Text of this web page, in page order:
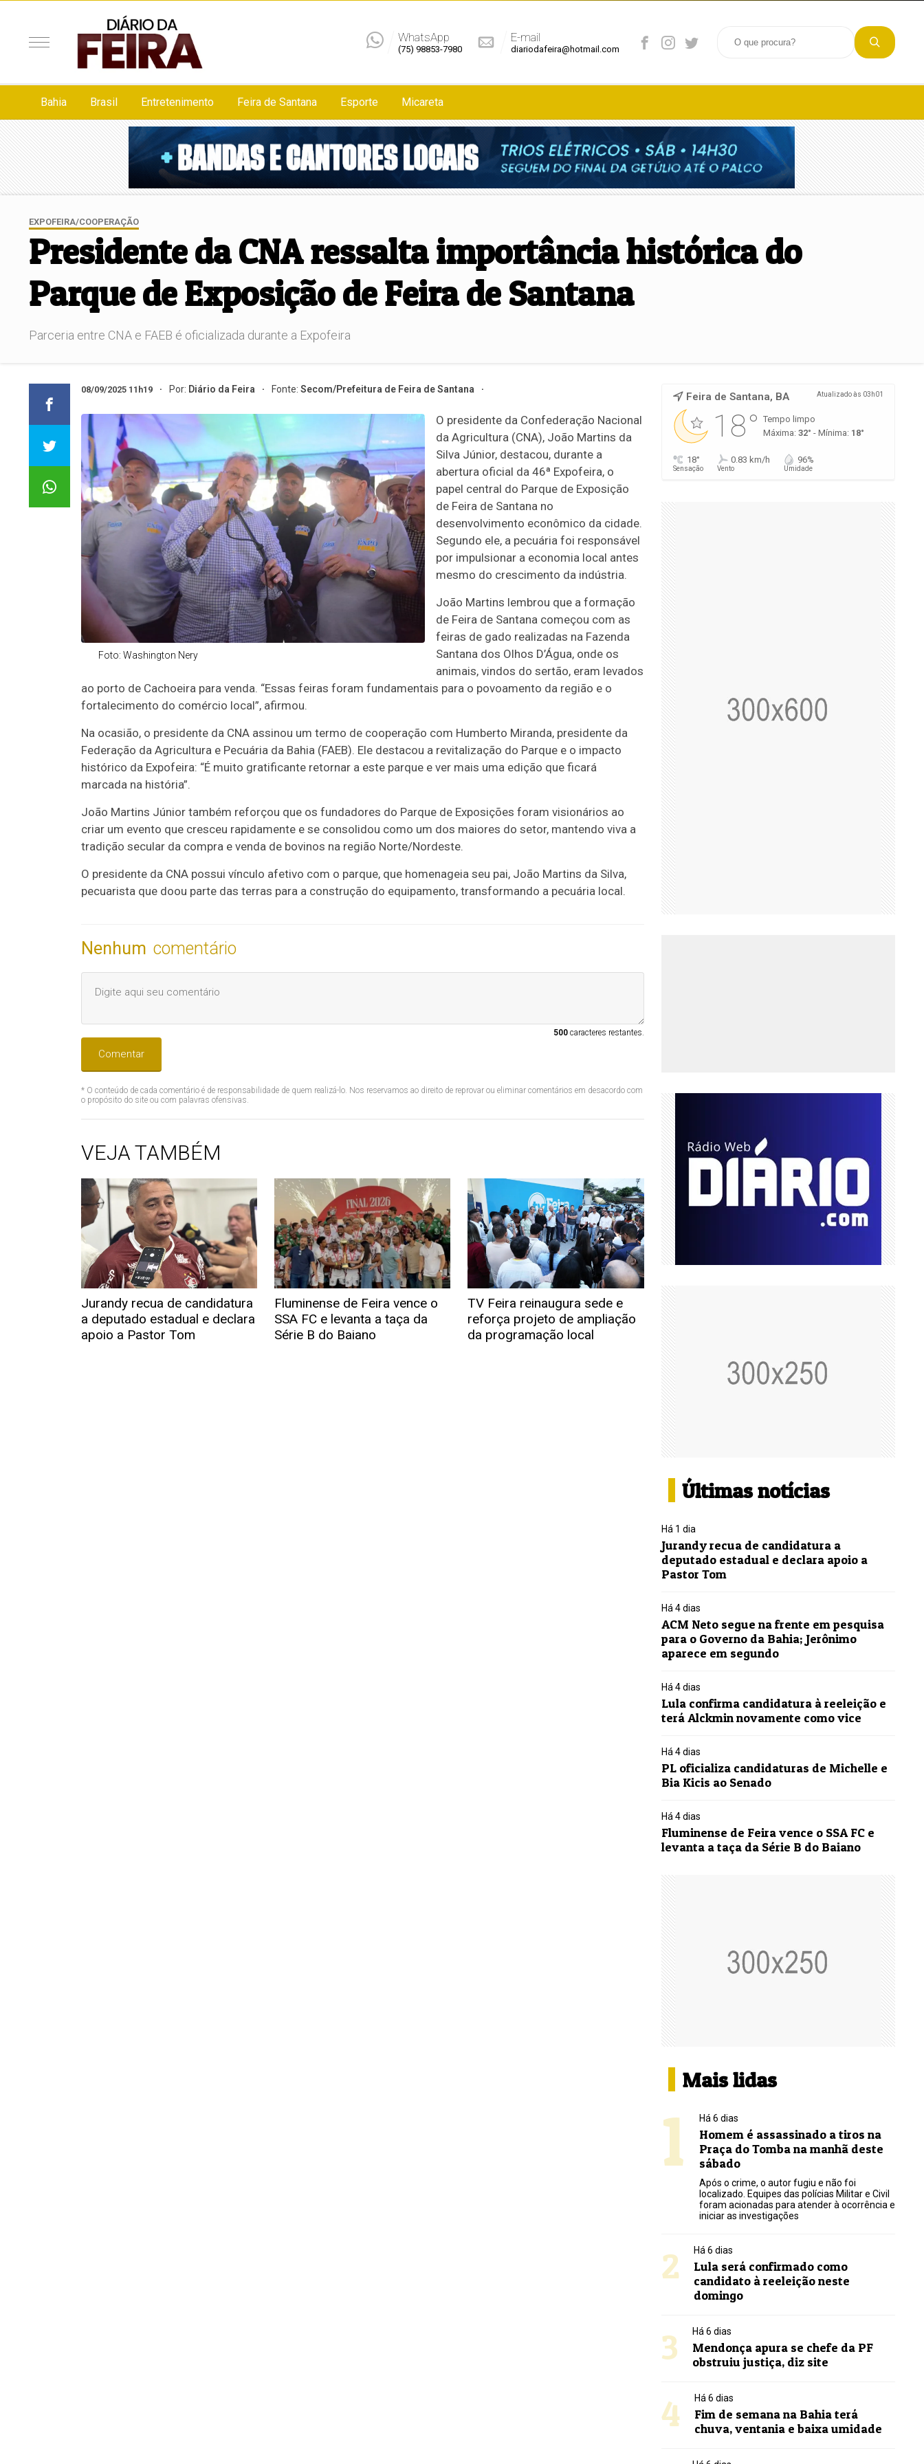
E-mail
diariodafeira@hotmail.com
WhatsApp
(75) 98853-7980
Bahia Brasil Entretenimento Feira de Santana Esporte Micareta
EXPOFEIRA/COOPERAÇÃO
Presidente da CNA ressalta importância histórica do
Parque de Exposição de Feira de Santana
Parceria entre CNA e FAEB é oficializada durante a Expofeira
08/09/2025 11h19 Por: Diário da Feira Fonte: Secom/Prefeitura de Feira de Santana
Foto: Washington Nery
O presidente da Confederação Nacional
da Agricultura (CNA), João Martins da
Silva Júnior, destacou, durante a
abertura oficial da 46ª Expofeira, o
papel central do Parque de Exposição
de Feira de Santana no
desenvolvimento econômico da cidade.
Segundo ele, a pecuária foi responsável
por impulsionar a economia local antes
mesmo do crescimento da indústria.
João Martins lembrou que a formação
de Feira de Santana começou com as
feiras de gado realizadas na Fazenda
Santana dos Olhos D’Água, onde os
animais, vindos do sertão, eram levados
ao porto de Cachoeira para venda. “Essas feiras foram fundamentais para o povoamento da região e o
fortalecimento do comércio local”, afirmou.
Na ocasião, o presidente da CNA assinou um termo de cooperação com Humberto Miranda, presidente da
Federação da Agricultura e Pecuária da Bahia (FAEB). Ele destacou a revitalização do Parque e o impacto
histórico da Expofeira: “É muito gratificante retornar a este parque e ver mais uma edição que ficará
marcada na história”.
João Martins Júnior também reforçou que os fundadores do Parque de Exposições foram visionários ao
criar um evento que cresceu rapidamente e se consolidou como um dos maiores do setor, mantendo viva a
tradição secular da compra e venda de bovinos na região Norte/Nordeste.
O presidente da CNA possui vínculo afetivo com o parque, que homenageia seu pai, João Martins da Silva,
pecuarista que doou parte das terras para a construção do equipamento, transformando a pecuária local.
Nenhum comentário
500caracteres restantes.
Comentar
* O conteúdo de cada comentário é de responsabilidade de quem realizá-lo. Nos reservamos ao direito de reprovar ou eliminar comentários em desacordo com
o propósito do site ou com palavras ofensivas.
VEJA TAMBÉM
Jurandy recua de candidatura
a deputado estadual e declara
apoio a Pastor Tom
Fluminense de Feira vence o
SSA FC e levanta a taça da
Série B do Baiano
TV Feira reinaugura sede e
reforça projeto de ampliação
da programação local
Feira de Santana, BA Atualizado às 03h01
18°
Tempo limpo
Máxima:32° - Mínima: 18°
18°
Sensação
0.83 km/h
Vento
96%
Umidade
Últimas notícias
Há 1 dia
Jurandy recua de candidatura a
deputado estadual e declara apoio a
Pastor Tom
Há 4 dias
ACM Neto segue na frente em pesquisa
para o Governo da Bahia; Jerônimo
aparece em segundo
Há 4 dias
Lula confirma candidatura à reeleição e
terá Alckmin novamente como vice
Há 4 dias
PL oficializa candidaturas de Michelle e
Bia Kicis ao Senado
Há 4 dias
Fluminense de Feira vence o SSA FC e
levanta a taça da Série B do Baiano
Mais lidas
1 Há 6 dias
Homem é assassinado a tiros na
Praça do Tomba na manhã deste
sábado
Após o crime, o autor fugiu e não foi
localizado. Equipes das polícias Militar e Civil
foram acionadas para atender à ocorrência e
iniciar as investigações
2 Há 6 dias
Lula será confirmado como
candidato à reeleição neste
domingo
3 Há 6 dias
Mendonça apura se chefe da PF
obstruiu justiça, diz site
4 Há 6 dias
Fim de semana na Bahia terá
chuva, ventania e baixa umidade